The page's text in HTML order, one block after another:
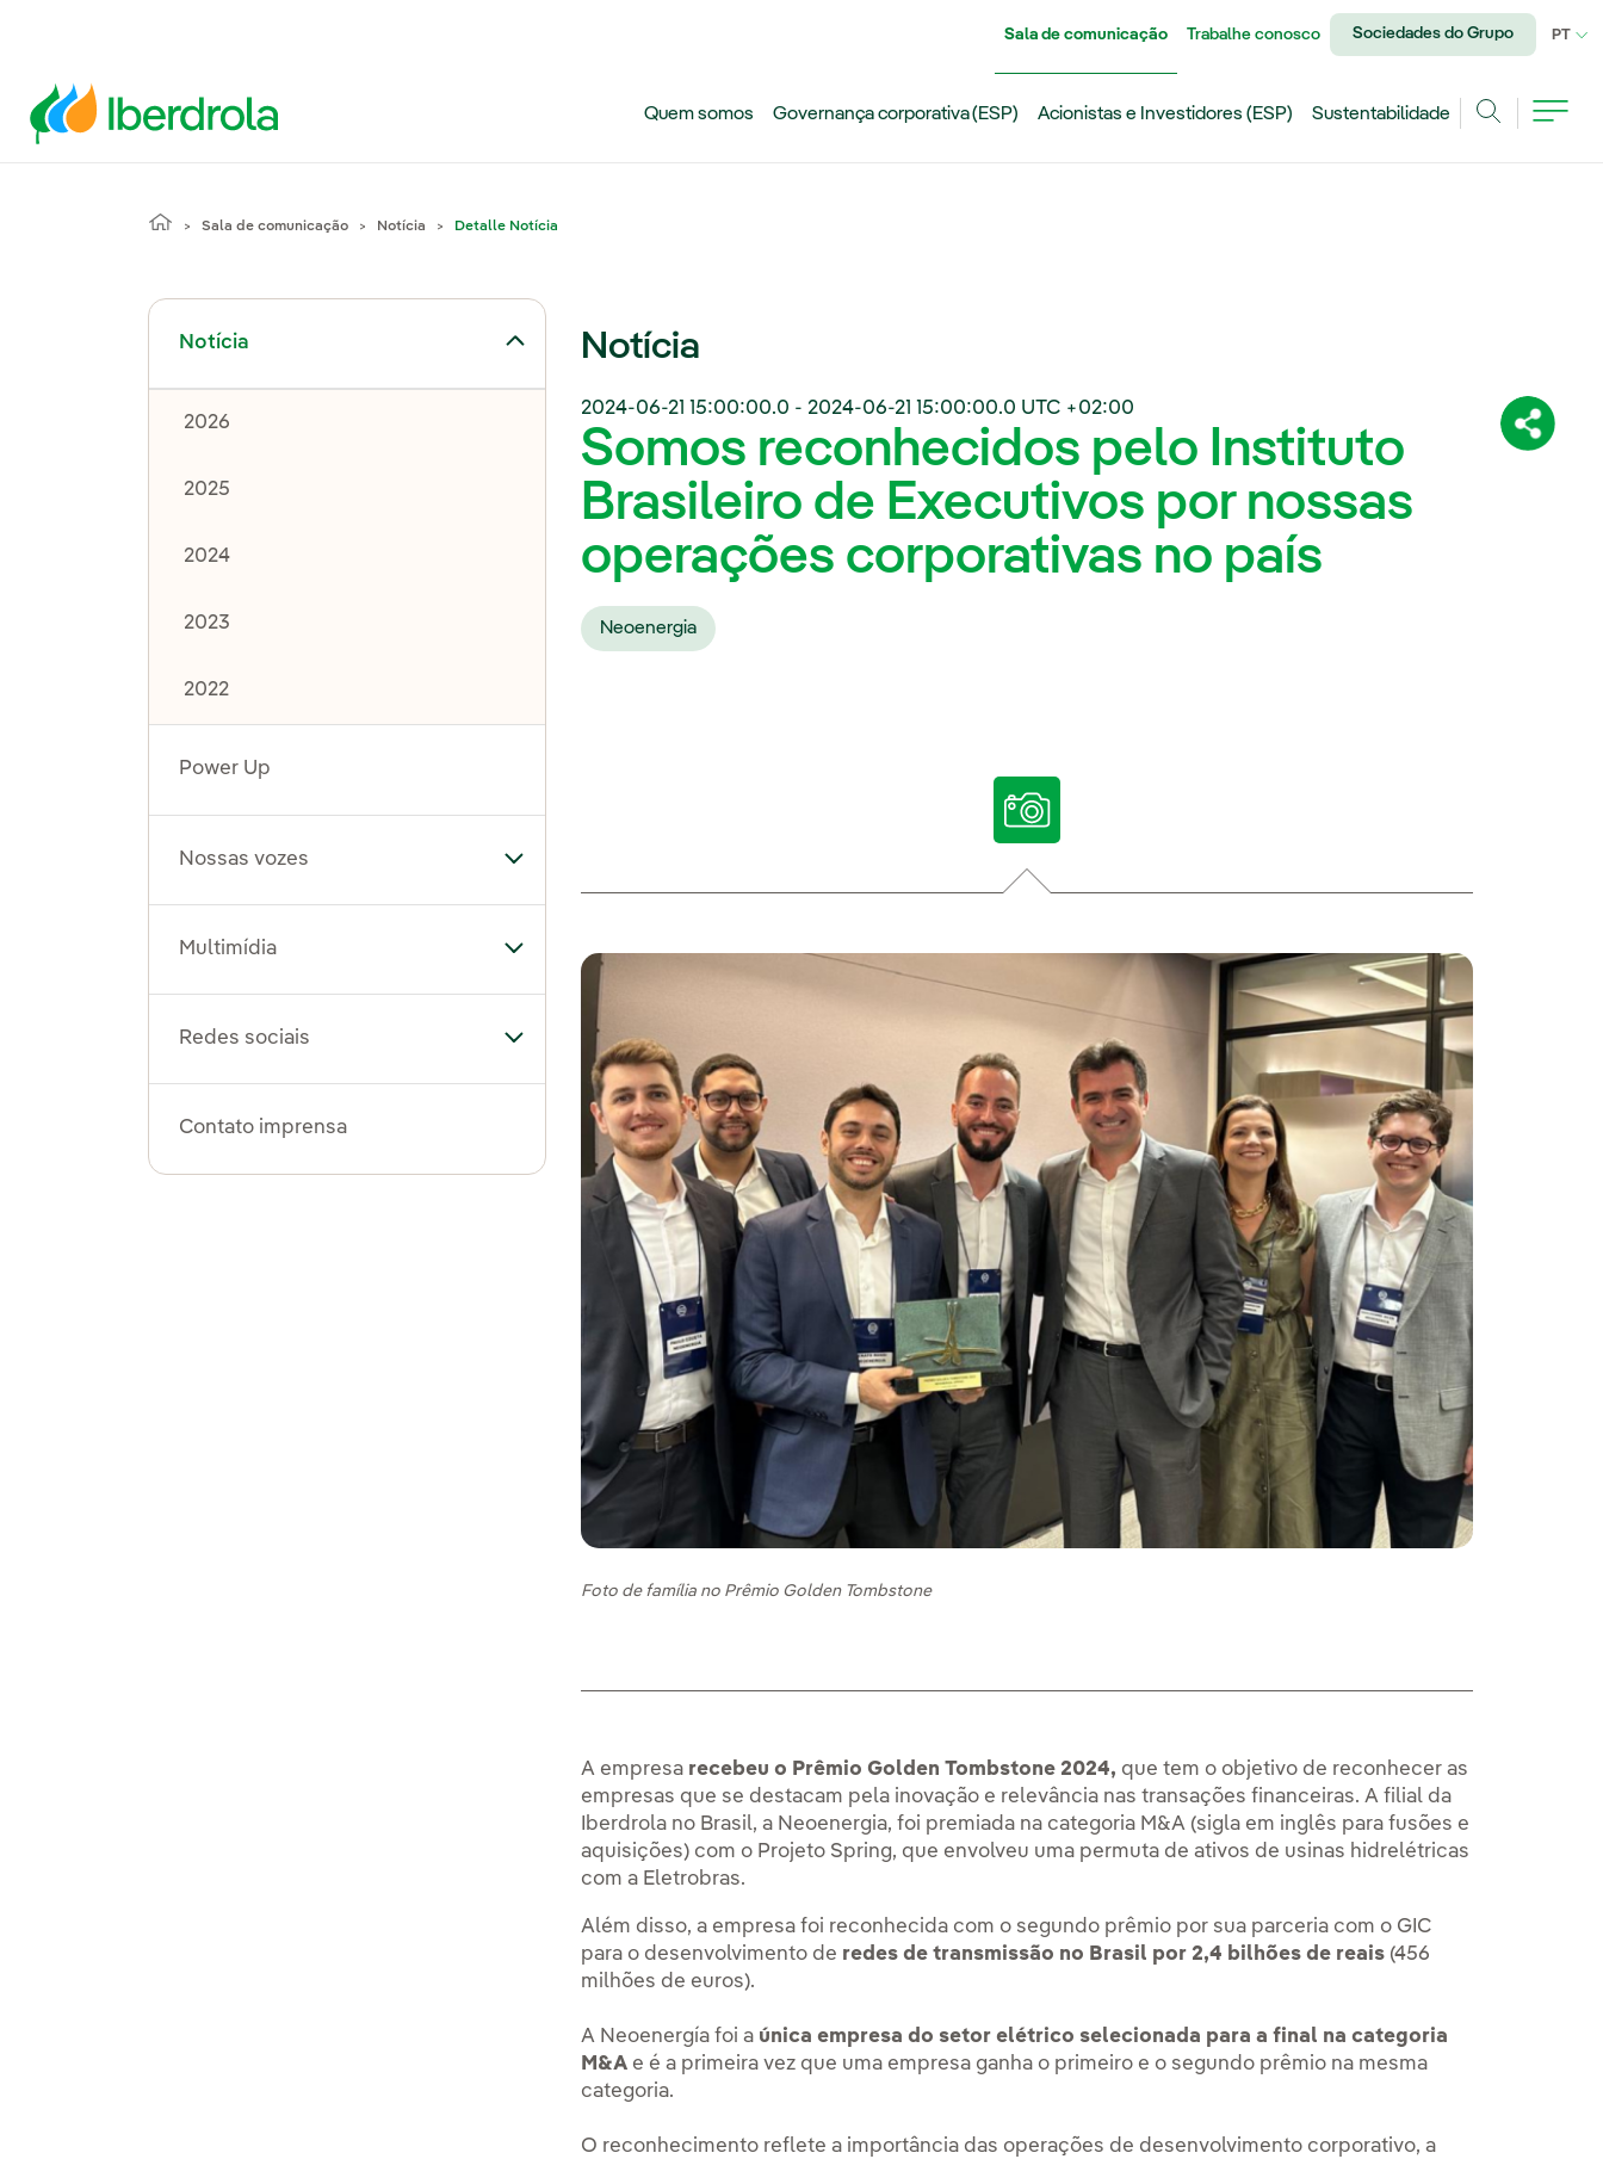
Sala de comunicação Trabalhe conosco Sociedades do Grupo PT
Quem somos Governança corporativa (ESP) Acionistas e Investidores (ESP)
Sustentabilidade
Sala de comunicação Notícia Detalle Notícia
Notícia
Alternar submenu de Notícia
2026
2025
2024
2023
2022
Power Up
Nossas vozes Alternar submenu de Nossas vozes
Multimídia Alternar submenu de Multimídia
Redes sociais Alternar submenu de Redes sociais
Contato imprensa
Notícia
2024-06-21 15:00:00.0 - 2024-06-21 15:00:00.0 UTC +02:00
Somos reconhecidos pelo Instituto
Brasileiro de Executivos por nossas
operações corporativas no país
Neoenergia
Foto de família no Prêmio Golden Tombstone
A empresa recebeu o Prêmio Golden Tombstone 2024, que tem o objetivo de reconhecer as
empresas que se destacam pela inovação e relevância nas transações financeiras. A filial da
Iberdrola no Brasil, a Neoenergia, foi premiada na categoria M&A (sigla em inglês para fusões e
aquisições) com o Projeto Spring, que envolveu uma permuta de ativos de usinas hidrelétricas
com a Eletrobras.
Além disso, a empresa foi reconhecida com o segundo prêmio por sua parceria com o GIC
para o desenvolvimento de redes de transmissão no Brasil por 2,4 bilhões de reais (456
milhões de euros).
A Neoenergía foi a única empresa do setor elétrico selecionada para a final na categoria
M&A e é a primeira vez que uma empresa ganha o primeiro e o segundo prêmio na mesma
categoria.
O reconhecimento reflete a importância das operações de desenvolvimento corporativo, a